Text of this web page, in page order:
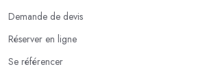
Demande de devis
Réserver en ligne
Se référencer